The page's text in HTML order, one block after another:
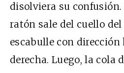
disolviera su
ratón sale del cuello
escabulle con
derecha. Luego, la cola